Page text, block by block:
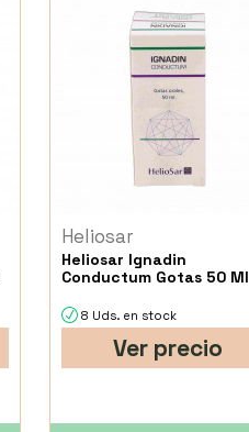
Heliosar
Heliosar Ignadin
Conductum Gotas 50 Ml
8 Uds. en stock
Ver precio